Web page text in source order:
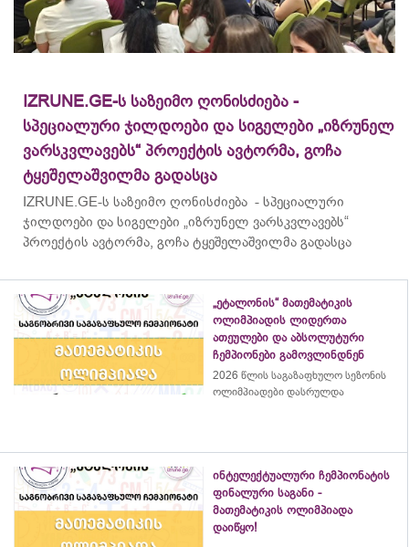
IZRUNE.GE-ს საზეიმო ღონისძიება -
სპეციალური ჯილდოები და სიგელები „იზრუნელ
ვარსკვლავებს“ პროექტის ავტორმა, გოჩა
ტყეშელაშვილმა გადასცა
IZRUNE.GE-ს საზეიმო ღონისძიება - სპეციალური
ჯილდოები და სიგელები „იზრუნელ ვარსკვლავებს“
პროექტის ავტორმა, გოჩა ტყეშელაშვილმა გადასცა
„ეტალონის“ მათემატიკის
ოლიმპიადის ლიდერთა
ათეულები და აბსოლუტური
ჩემპიონები გამოვლინდნენ
2026 წლის საგაზაფხულო სეზონის
ოლიმპიადები დასრულდა
ინტელექტუალური ჩემპიონატის
ფინალური საგანი -
მათემატიკის ოლიმპიადა
დაიწყო!